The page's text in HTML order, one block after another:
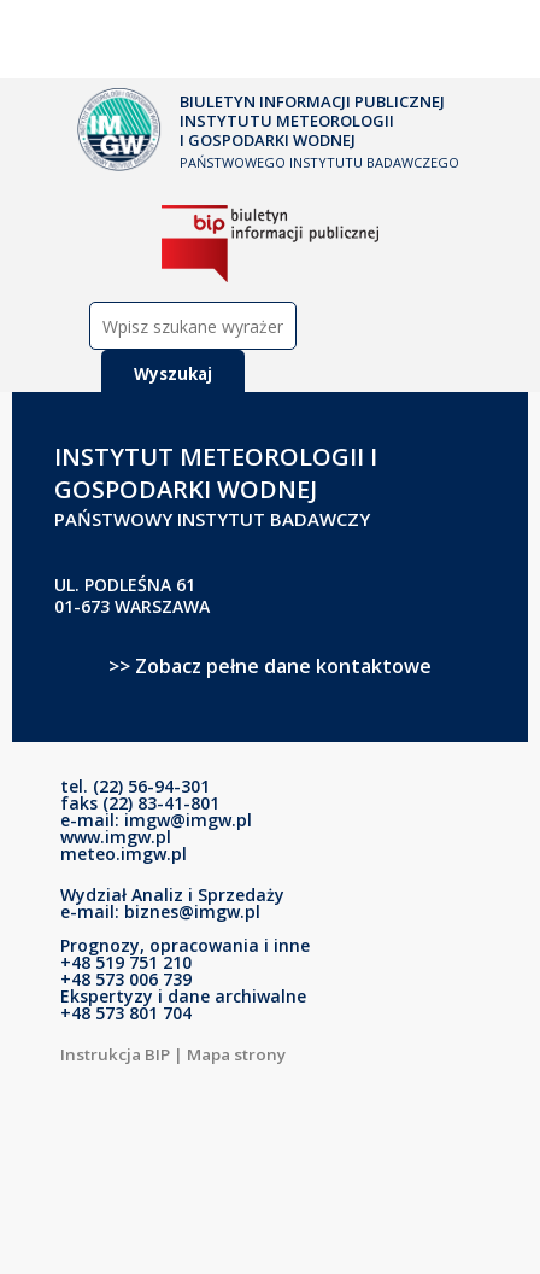
BIULETYN INFORMACJI PUBLICZNEJ
INSTYTUTU METEOROLOGII
I GOSPODARKI WODNEJ
PAŃSTWOWEGO INSTYTUTU BADAWCZEGO
INSTYTUT METEOROLOGII I
GOSPODARKI WODNEJ
PAŃSTWOWY INSTYTUT BADAWCZY
UL. PODLEŚNA 61
01-673 WARSZAWA
>> Zobacz pełne dane kontaktowe
tel. (22) 56-94-301
faks (22) 83-41-801
e-mail: imgw@imgw.pl
www.imgw.pl
meteo.imgw.pl
Wydział Analiz i Sprzedaży
e-mail: biznes@imgw.pl
Prognozy, opracowania i inne
+48 519 751 210
+48 573 006 739
Ekspertyzy i dane archiwalne
+48 573 801 704
Instrukcja BIP | Mapa strony